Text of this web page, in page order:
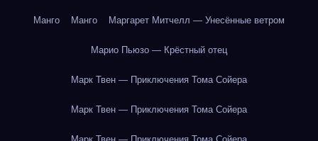
Манго Манго Маргарет Митчелл — Унесённые ветром
Марио Пьюзо — Крёстный отец
Марк Твен — Приключения Тома Сойера
Марк Твен — Приключения Тома Сойера